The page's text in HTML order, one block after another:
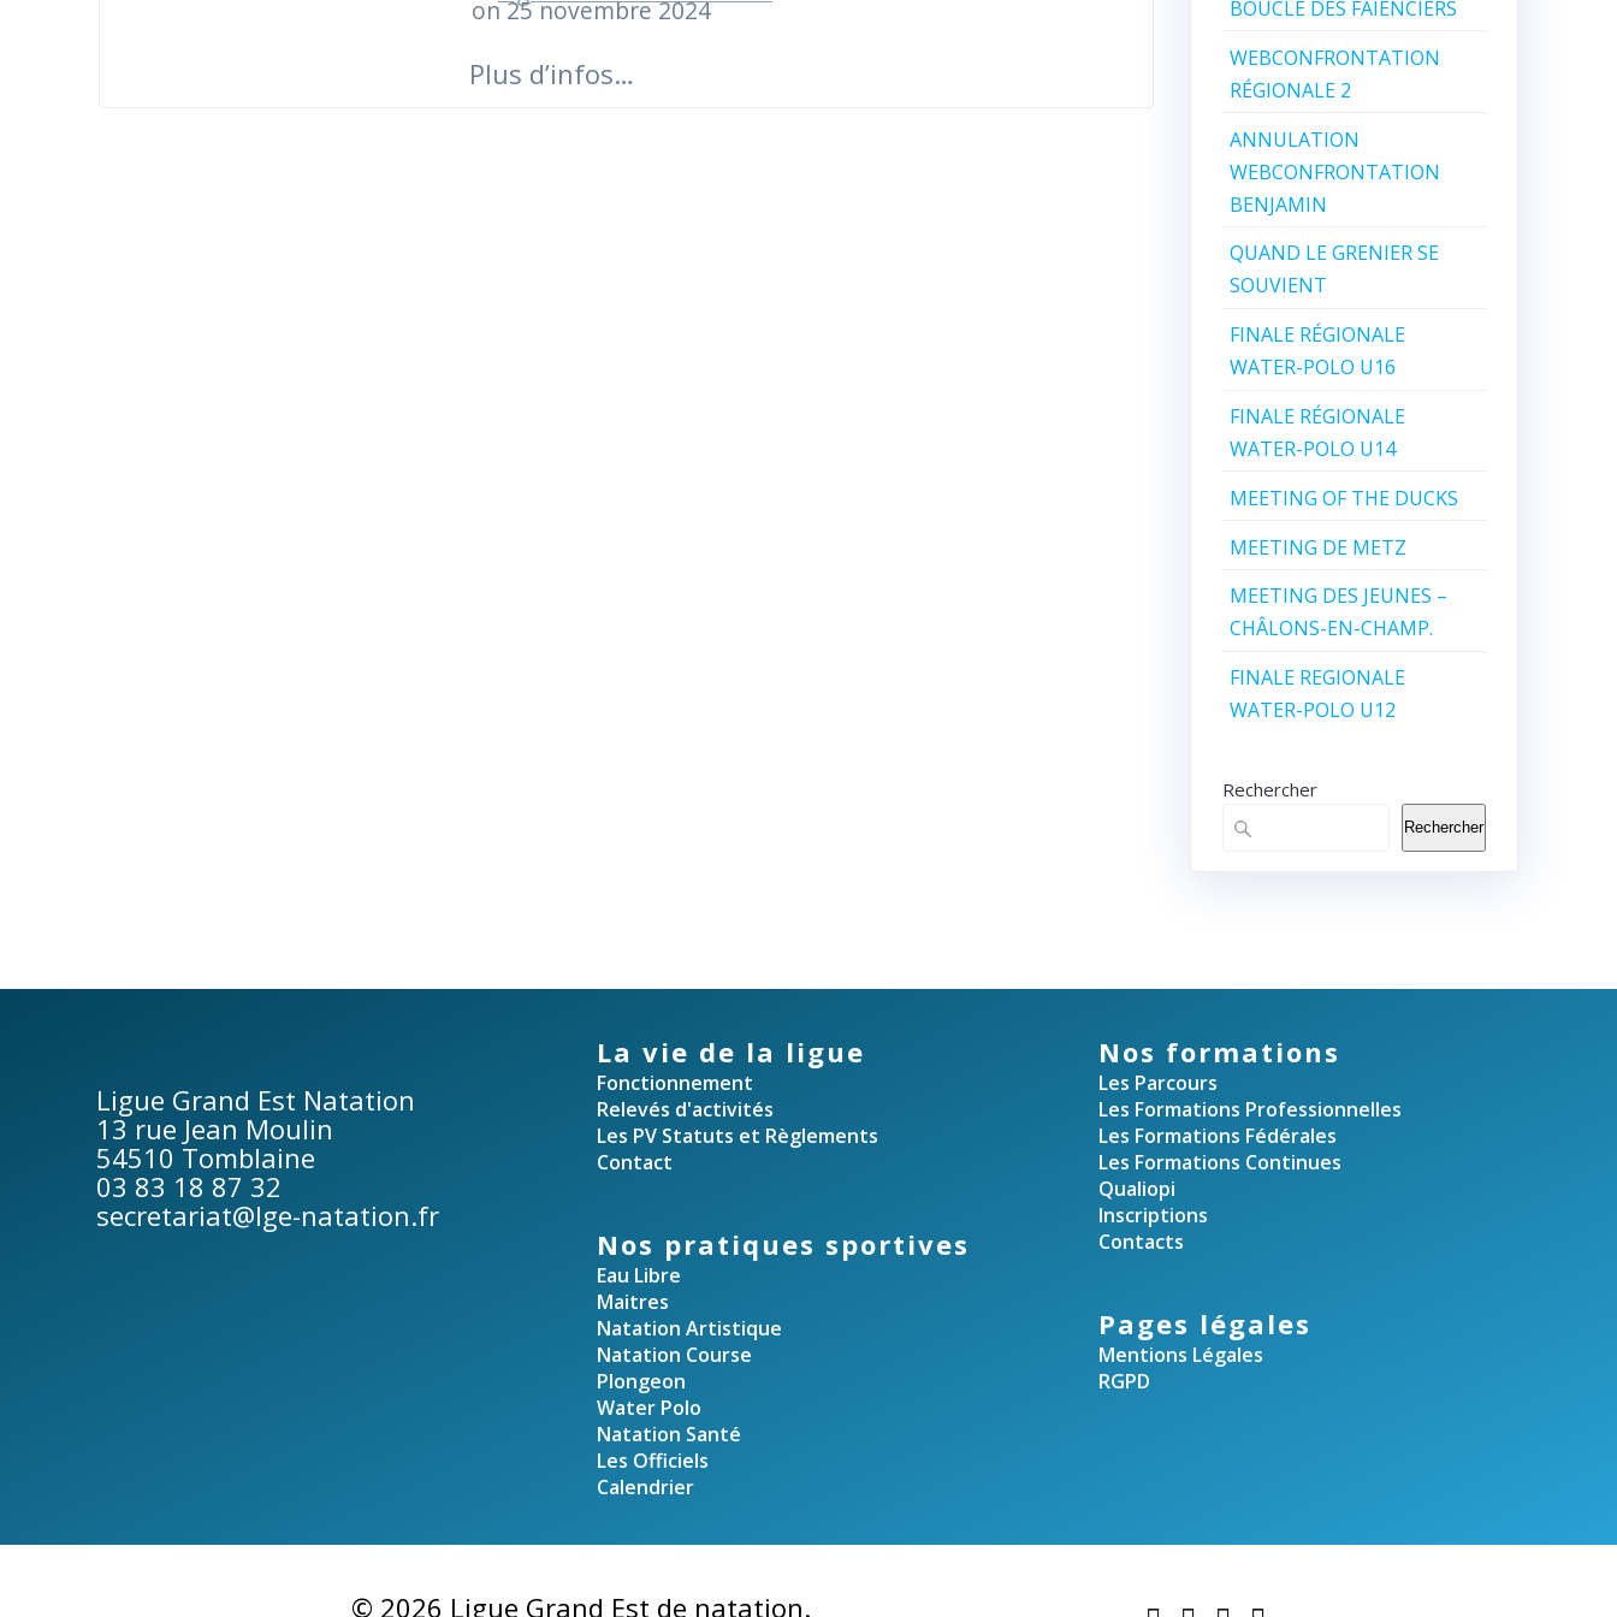
on 25 novembre 2024
Plus d’infos…
BOUCLE DES FAIENCIERS
WEBCONFRONTATION
RÉGIONALE 2
ANNULATION
WEBCONFRONTATION
BENJAMIN
QUAND LE GRENIER SE
SOUVIENT
FINALE RÉGIONALE
WATER-POLO U16
FINALE RÉGIONALE
WATER-POLO U14
MEETING OF THE DUCKS
MEETING DE METZ
MEETING DES JEUNES –
CHÂLONS-EN-CHAMP.
FINALE REGIONALE
WATER-POLO U12
Rechercher
Rechercher
Ligue Grand Est Natation
13 rue Jean Moulin
54510 Tomblaine
03 83 18 87 32
secretariat@lge-natation.fr
La vie de la ligue
Fonctionnement
Relevés d'activités
Les PV Statuts et Règlements
Contact
Nos pratiques sportives
Eau Libre
Maitres
Natation Artistique
Natation Course
Plongeon
Water Polo
Natation Santé
Les Officiels
Calendrier
Nos formations
Les Parcours
Les Formations Professionnelles
Les Formations Fédérales
Les Formations Continues
Qualiopi
Inscriptions
Contacts
Pages légales
Mentions Légales
RGPD
© 2026 Ligue Grand Est de natation.